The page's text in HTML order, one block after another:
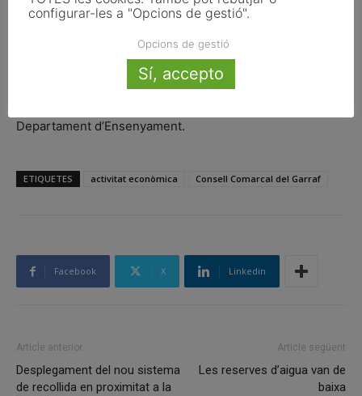
i la Geltrú, Sitges, Cubelles, Sant Pere de Ribes,
Canyelles i Olivella, l’Agència de Desenvolupament Node
Garraf, la Universitat Politècnica de Catalunya, els
sindicats UGT i CC.OO, la Federació Empresarial del Gran
Departament d’Ensenyament.
ETIQUETES activitat econòmica Consell Comarcal del Garraf
Facebook X Linkedin
Article anterior
Desplegament del nou sistema
de recollida en proximitat a la
Article següent
Les reserves d’aigua van de
baixa
configurar-les a "Opcions de gestió".
Opcions de gestió
Sí, accepto